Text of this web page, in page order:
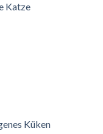
Katze
Küken